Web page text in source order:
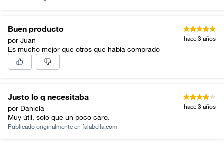
Buen producto
por Juan hace 3 años
Es mucho mejor que otros que había comprado
Justo lo q necesitaba
por Daniela hace 3 años
Muy útil, solo que un poco caro.
Publicado originalmente en falabella.com